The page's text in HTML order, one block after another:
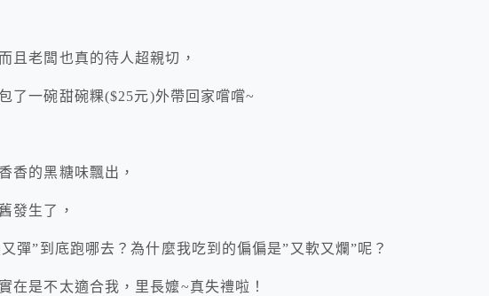
且老闆也真的待人超親切，
了一碗甜碗粿($25元)外帶回家嚐嚐~
香的黑糖味飄出，
發生了，
彈”到底跑哪去？為什麼我吃到的偏偏是”又軟又爛”呢？
在是不太適合我，里長嬤~真失禮啦！